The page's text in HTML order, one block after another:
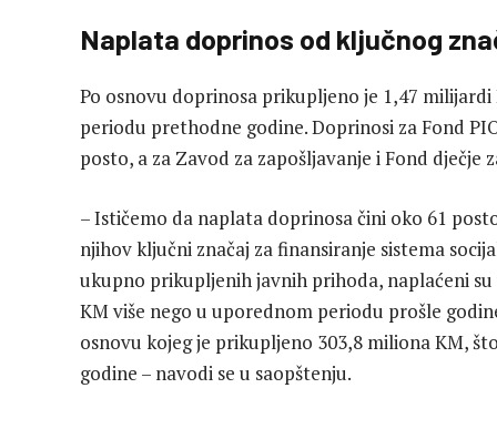
Naplata doprinos od ključnog
Po osnovu doprinosa prikupljeno je 1,47
periodu prethodne godine. Doprinosi za Fond
posto, a za Zavod za zapošljavanje i Fond dječje
– Ističemo da naplata doprinosa čini oko 61
njihov ključni značaj za finansiranje sistema
ukupno prikupljenih javnih prihoda, naplaćeni
KM više nego u uporednom periodu prošle
osnovu kojeg je prikupljeno 303,8 miliona KM,
godine – navodi se u saopštenju.